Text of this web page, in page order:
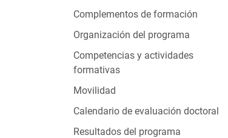
Complementos de formación
Organización del programa
Competencias y actividades
formativas
Movilidad
Calendario de evaluación doctoral
Resultados del programa